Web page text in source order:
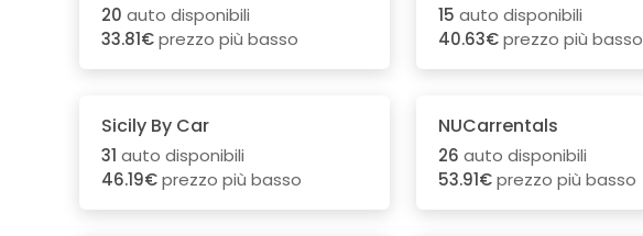
20 auto disponibili
33.81€prezzo più basso
15 auto disponibili
40.63€prezzo più basso
Sicily By Car
31 auto disponibili
46.19€prezzo più basso
NUCarrentals
26 auto disponibili
53.91€prezzo più basso